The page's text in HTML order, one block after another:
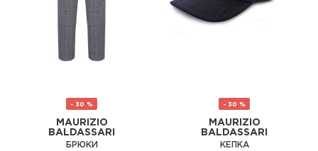
- 30 %
MAURIZIO
BALDASSARI
БРЮКИ
- 30 %
MAURIZIO
BALDASSARI
КЕПКА